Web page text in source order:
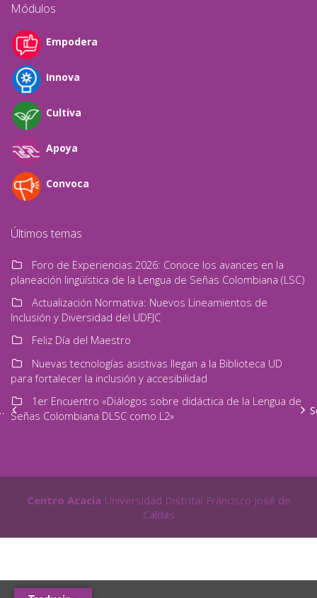
Acacia en la Jornada de acogimiento
Módulos
Empodera
Innova
Cultiva
Apoya
Convoca
Últimos temas
Foro de Experiencias 2026: Conoce los avances en la
planeación lingüística de la Lengua de Señas Colombiana (LSC)
Actualización Normativa: Nuevos Lineamientos de
Inclusión y Diversidad del UDFJC
Feliz Día del Maestro
Nuevas tecnologías asistivas llegan a la Biblioteca UD
para fortalecer la inclusión y accesibilidad
1er Encuentro «Diálogos sobre didáctica de la Lengua de
Señas Colombiana DLSC como L2»
Centro Acacia Universidad Distrital Francisco José de
Caldas